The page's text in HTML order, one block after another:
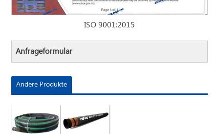
ISO 9001:2015
Anfrageformular
Andere Produkte